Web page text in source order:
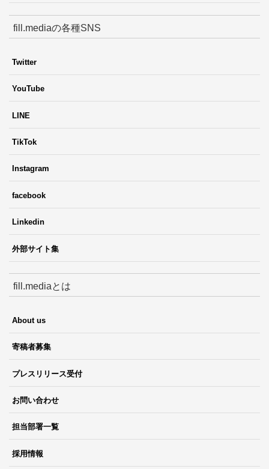
fill.mediaの各種SNS
Twitter
YouTube
LINE
TikTok
Instagram
facebook
Linkedin
外部サイト集
fill.mediaとは
About us
寄稿者募集
プレスリリース受付
お問い合わせ
担当部署一覧
採用情報